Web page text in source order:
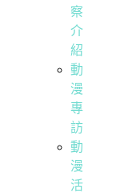
察
介
紹
動
漫
專
訪
動
漫
活